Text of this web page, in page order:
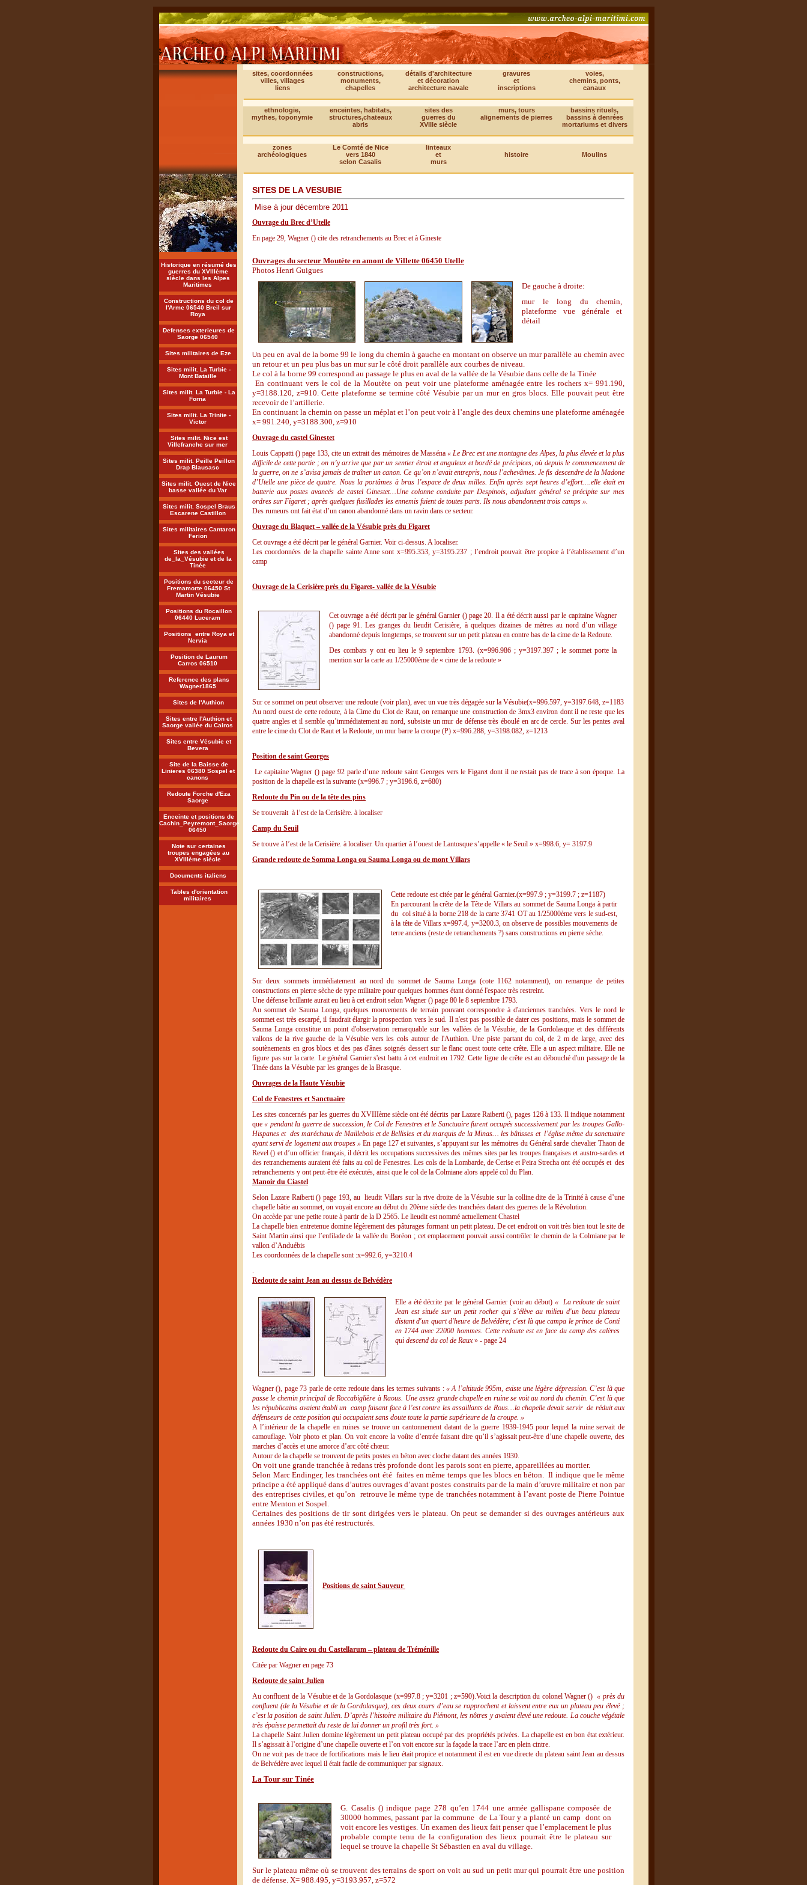
sites, coordonnées
villes, villages
liens
constructions,
monuments,
chapelles
détails d'architecture
et décoration
architecture navale
gravures
et
inscriptions
voies,
chemins, ponts,
canaux
ethnologie,
mythes, toponymie
enceintes, habitats,
structures,chateaux
abris
sites des
guerres du
XVIIIe siècle
murs, tours
alignements de pierres
bassins rituels,
bassins à denrées
mortariums et divers
zones
archéologiques
Le Comté de Nice
vers 1840
selon Casalis
linteaux
et
murs
histoire Moulins
Historique en résumé des
guerres du XVIIIème
siècle dans les Alpes
Maritimes
Constructions du col de
l'Arme 06540 Breil sur
Roya
Defenses exterieures de
Saorge 06540
Sites militaires de Eze
Sites milit. La Turbie -
Mont Bataille
Sites milit. La Turbie - La
Forna
Sites milit. La Trinite -
Victor
Sites milit. Nice est
Villefranche sur mer
Sites milit. Peille Peillon
Drap Blausasc
Sites milit. Ouest de Nice
basse vallée du Var
Sites milit. Sospel Braus
Escarene Castillon
Sites militaires Cantaron
Ferion
Sites des vallées
de_la_Vésubie et de la
Tinée
Positions du secteur de
Fremamorte 06450 St
Martin Vésubie
Positions du Rocaillon
06440 Luceram
Positions entre Roya et
Nervia
Position de Laurum
Carros 06510
Reference des plans
Wagner1865
Sites de l'Authion
Sites entre l'Authion et
Saorge vallée du Cairos
Sites entre Vésubie et
Bevera
Site de la Baisse de
Linieres 06380 Sospel et
canons
Redoute Forche d'Eza
Saorge
Enceinte et positions de
Cachin_Peyremont_Saorge
06450
Note sur certaines
troupes engagées au
XVIIIème siècle
Documents italiens
Tables d'orientation
militaires
SITES DE LA VESUBIE
Mise à jour décembre 2011
Ouvrage du Brec d’Utelle
En page 29, Wagner () cite des retranchements au Brec et à Gineste
Ouvrages du secteur Moutète en amont de Villette 06450 Utelle
Photos Henri Guigues
De gauche à droite:
mur le long du chemin,
plateforme vue générale et
détail
Un peu en aval de la borne 99 le long du chemin à gauche en montant on observe un mur parallèle au chemin avec
un retour et un peu plus bas un mur sur le côté droit parallèle aux courbes de niveau.
Le col à la borne 99 correspond au passage le plus en aval de la vallée de la Vésubie dans celle de la Tinée
En continuant vers le col de la Moutète on peut voir une plateforme aménagée entre les rochers x= 991.190,
y=3188.120, z=910. Cette plateforme se termine côté Vésubie par un mur en gros blocs. Elle pouvait peut être
recevoir de l’artillerie.
En continuant la chemin on passe un méplat et l’on peut voir à l’angle des deux chemins une plateforme aménagée
x= 991.240, y=3188.300, z=910
Ouvrage du castel Ginestet
Louis Cappatti () page 133, cite un extrait des mémoires de Masséna « Le Brec est une montagne des Alpes, la plus élevée et la plus
difficile de cette partie ; on n’y arrive que par un sentier étroit et anguleux et bordé de précipices, où depuis le commencement de
la guerre, on ne s’avisa jamais de traîner un canon. Ce qu’on n’avait entrepris, nous l’achevâmes. Je fis descendre de la Madone
d’Utelle une pièce de quatre. Nous la portâmes à bras l’espace de deux milles. Enfin après sept heures d’effort….elle était en
batterie aux postes avancés de castel Ginestet…Une colonne conduite par Despinois, adjudant général se précipite sur mes
ordres sur Figaret ; après quelques fusillades les ennemis fuient de toutes parts. Ils nous abandonnent trois camps ».
Des rumeurs ont fait état d’un canon abandonné dans un ravin dans ce secteur.
Ouvrage du Blaquet – vallée de la Vésubie près du Figaret
Cet ouvrage a été décrit par le général Garnier. Voir ci-dessus. A localiser.
Les coordonnées de la chapelle sainte Anne sont x=995.353, y=3195.237 ; l’endroit pouvait être propice à l’établissement d’un
camp
Ouvrage de la Cerisière près du Figaret- vallée de la Vésubie
Cet ouvrage a été décrit par le général Garnier () page 20. Il a été décrit aussi par le capitaine Wagner
() page 91. Les granges du lieudit Cerisière, à quelques dizaines de mètres au nord d’un village
abandonné depuis longtemps, se trouvent sur un petit plateau en contre bas de la cime de la Redoute.
Des combats y ont eu lieu le 9 septembre 1793. (x=996.986 ; y=3197.397 ; le sommet porte la
mention sur la carte au 1/25000ème de « cime de la redoute »
Sur ce sommet on peut observer une redoute (voir plan), avec un vue très dégagée sur la Vésubie(x=996.597, y=3197.648, z=1183
Au nord ouest de cette redoute, à la Cime du Clot de Raut, on remarque une construction de 3mx3 environ dont il ne reste que les
quatre angles et il semble qu’immédiatement au nord, subsiste un mur de défense très éboulé en arc de cercle. Sur les pentes aval
entre le cime du Clot de Raut et la Redoute, un mur barre la croupe (P) x=996.288, y=3198.082, z=1213
Position de saint Georges
Le capitaine Wagner () page 92 parle d’une redoute saint Georges vers le Figaret dont il ne restait pas de trace à son époque. La
position de la chapelle est la suivante (x=996.7 ; y=3196.6, z=680)
Redoute du Pin ou de la tête des pins
Se trouverait à l’est de la Cerisière. à localiser
Camp du Seuil
Se trouve à l’est de la Cerisière. à localiser. Un quartier à l’ouest de Lantosque s’appelle « le Seuil » x=998.6, y= 3197.9
Grande redoute de Somma Longa ou Sauma Longa ou de mont Villars
Cette redoute est citée par le général Garnier.(x=997.9 ; y=3199.7 ; z=1187)
En parcourant la crête de la Tête de Villars au sommet de Sauma Longa à partir
du col situé à la borne 218 de la carte 3741 OT au 1/25000ème vers le sud-est,
à la tête de Villars x=997.4, y=3200.3, on observe de possibles mouvements de
terre anciens (reste de retranchements ?) sans constructions en pierre sèche.
Sur deux sommets immédiatement au nord du sommet de Sauma Longa (cote 1162 notamment), on remarque de petites
constructions en pierre sèche de type militaire pour quelques hommes étant donné l'espace très restreint.
Une défense brillante aurait eu lieu à cet endroit selon Wagner () page 80 le 8 septembre 1793.
Au sommet de Sauma Longa, quelques mouvements de terrain pouvant correspondre à d'anciennes tranchées. Vers le nord le
sommet est très escarpé, il faudrait élargir la prospection vers le sud. Il n'est pas possible de dater ces positions, mais le sommet de
Sauma Longa constitue un point d'observation remarquable sur les vallées de la Vésubie, de la Gordolasque et des différents
vallons de la rive gauche de la Vésubie vers les cols autour de l'Authion. Une piste partant du col, de 2 m de large, avec des
soutènements en gros blocs et des pas d'ânes soignés dessert sur le flanc ouest toute cette crête. Elle a un aspect militaire. Elle ne
figure pas sur la carte. Le général Garnier s'est battu à cet endroit en 1792. Cette ligne de crête est au débouché d'un passage de la
Tinée dans la Vésubie par les granges de la Brasque.
Ouvrages de la Haute Vésubie
Col de Fenestres et Sanctuaire
Les sites concernés par les guerres du XVIIIème siècle ont été décrits par Lazare Raiberti (), pages 126 à 133. Il indique notamment
que« pendant la guerre de succession, le Col de Fenestres et le Sanctuaire furent occupés successivement par les troupes Gallo-
Hispanes et des maréchaux de Maillebois et de Bellisles et du marquis de la Minas… les bâtisses et l’église même du sanctuaire
ayant servi de logement aux troupes »En page 127 et suivantes, s’appuyant sur les mémoires du Général sarde chevalier Thaon de
Revel () et d’un officier français, il décrit les occupations successives des mêmes sites par les troupes françaises et austro-sardes et
des retranchements auraient été faits au col de Fenestres. Les cols de la Lombarde, de Cerise et Peira Strecha ont été occupés et des
retranchements y ont peut-être été exécutés, ainsi que le col de la Colmiane alors appelé col du Plan.
Manoir du Ciastel
Selon Lazare Raiberti () page 193, au lieudit Villars sur la rive droite de la Vésubie sur la colline dite de la Trinité à cause d’une
chapelle bâtie au sommet, on voyait encore au début du 20ème siècle des tranchées datant des guerres de la Révolution.
On accède par une petite route à partir de la D 2565. Le lieudit est nommé actuellement Chastel
La chapelle bien entretenue domine légèrement des pâturages formant un petit plateau. De cet endroit on voit très bien tout le site de
Saint Martin ainsi que l’enfilade de la vallée du Boréon ; cet emplacement pouvait aussi contrôler le chemin de la Colmiane par le
vallon d’Anduébis
Les coordonnées de la chapelle sont :x=992.6, y=3210.4
.
Redoute de saint Jean au dessus de Belvédère
Elle a été décrite par le général Garnier (voir au début) « La redoute de saint
Jean est située sur un petit rocher qui s’élève au milieu d'un beau plateau
distant d'un quart d'heure de Belvédère; c'est là que campa le prince de Conti
en 1744 avec 22000 hommes. Cette redoute est en face du camp des calères
qui descend du col de Raux» - page 24
Wagner (), page 73 parle de cette redoute dans les termes suivants :« A l’altitude 995m, existe une légère dépression. C’est là que
passe le chemin principal de Roccabiglière à Raous. Une assez grande chapelle en ruine se voit au nord du chemin. C’est là que
les républicains avaient établi un camp faisant face à l’est contre les assaillants de Rous…la chapelle devait servir de réduit aux
défenseurs de cette position qui occupaient sans doute toute la partie supérieure de la croupe. »
A l’intérieur de la chapelle en ruines se trouve un cantonnement datant de la guerre 1939-1945 pour lequel la ruine servait de
camouflage. Voir photo et plan. On voit encore la voûte d’entrée faisant dire qu’il s’agissait peut-être d’une chapelle ouverte, des
marches d’accès et une amorce d’arc côté chœur.
Autour de la chapelle se trouvent de petits postes en béton avec cloche datant des années 1930.
On voit une grande tranchée à redans très profonde dont les parois sont en pierre, appareillées au mortier.
Selon Marc Endinger, les tranchées ont été faites en même temps que les blocs en béton. Il indique que le même
principe a été appliqué dans d’autres ouvrages d’avant postes construits par de la main d’œuvre militaire et non par
des entreprises civiles, et qu’on retrouve le même type de tranchées notamment à l’avant poste de Pierre Pointue
entre Menton et Sospel.
Certaines des positions de tir sont dirigées vers le plateau. On peut se demander si des ouvrages antérieurs aux
années 1930 n’on pas été restructurés.
Positions de saint Sauveur
Redoute du Caire ou du Castellarum – plateau de Tréménille
Citée par Wagner en page 73
Redoute de saint Julien
Au confluent de la Vésubie et de la Gordolasque (x=997.8 ; y=3201 ; z=590).Voici la description du colonel Wagner ()« près du
confluent (de la Vésubie et de la Gordolasque), ces deux cours d’eau se rapprochent et laissent entre eux un plateau peu élevé ;
c’est la position de saint Julien. D’après l’histoire militaire du Piémont, les nôtres y avaient élevé une redoute. La couche végétale
très épaisse permettait du reste de lui donner un profil très fort. »
La chapelle Saint Julien domine légèrement un petit plateau occupé par des propriétés privées. La chapelle est en bon état extérieur.
Il s’agissait à l’origine d’une chapelle ouverte et l’on voit encore sur la façade la trace l’arc en plein cintre.
On ne voit pas de trace de fortifications mais le lieu était propice et notamment il est en vue directe du plateau saint Jean au dessus
de Belvédère avec lequel il était facile de communiquer par signaux.
La Tour sur Tinée
G. Casalis () indique page 278 qu’en 1744 une armée gallispane composée de
30000 hommes, passant par la commune de La Tour y a planté un camp dont on
voit encore les vestiges. Un examen des lieux fait penser que l’emplacement le plus
probable compte tenu de la configuration des lieux pourrait être le plateau sur
lequel se trouve la chapelle St Sébastien en aval du village.
Sur le plateau même où se trouvent des terrains de sport on voit au sud un petit mur qui pourrait être une position
de défense. X= 988.495, y=3193.957, z=572